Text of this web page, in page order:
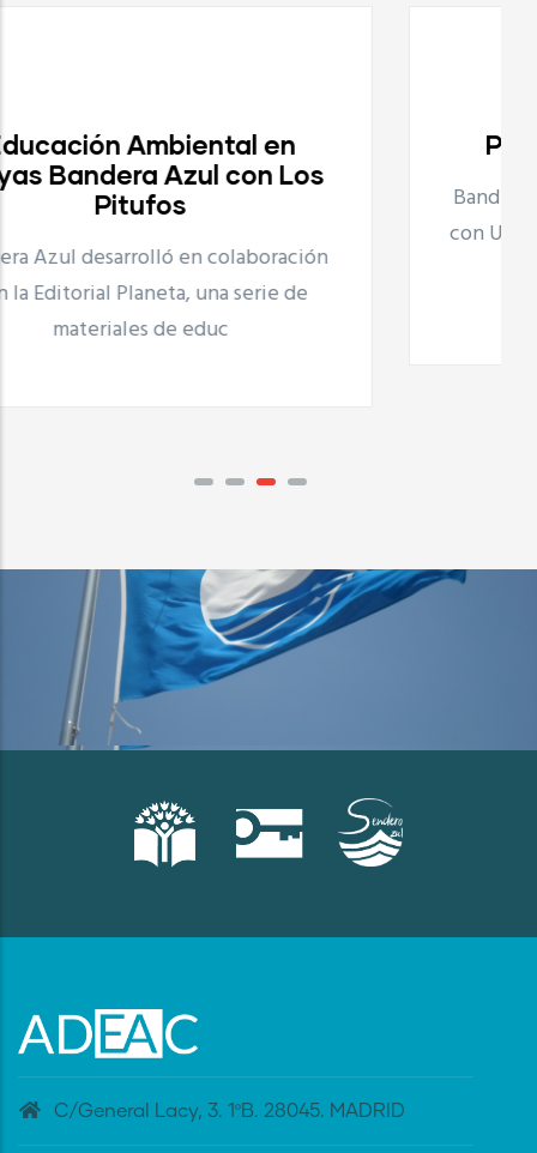
Proyecto Playas Limpias
Bandera Azul desarrolla, en colaboración
con UNILEVER el proyecto Playas Limpias
que consiste en
Proyecto Playas Limpias
C/General Lacy, 3. 1ºB. 28045. MADRID